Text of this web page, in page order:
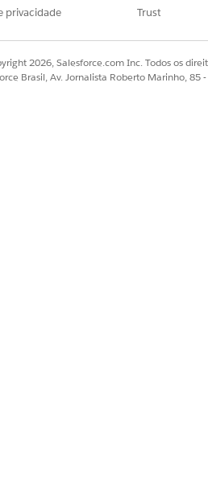
médico da instituição associados.
privacidade
Trust
2026, Salesforce.com Inc. Todos os
Brasil, Av. Jornalista Roberto Marinho, 85